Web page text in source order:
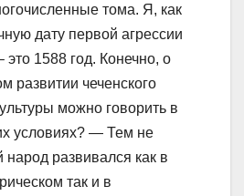
тома. Я, как
дату первой агрессии
1588 год. Конечно, о
развитии чеченского
можно говорить в
условиях? — Тем не
народ развивался как в
так и в